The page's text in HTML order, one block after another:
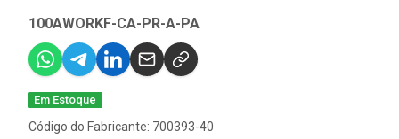
100AWORKF-CA-PR-A-PA
Em Estoque
Código do Fabricante: 700393-40